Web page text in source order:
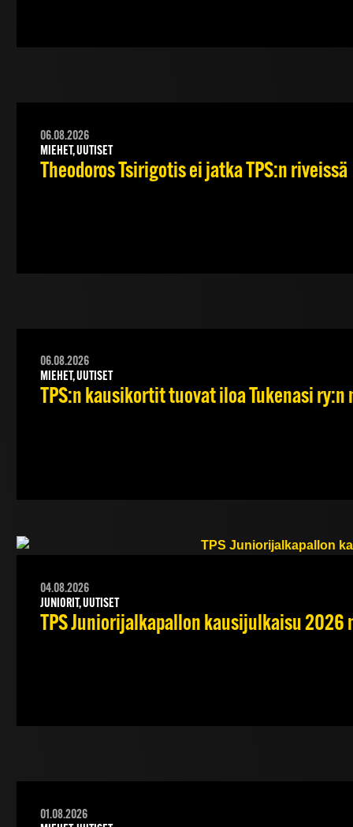
06.08.2026
MIEHET, UUTISET
Theodoros Tsirigotis ei jatka TPS:n riveissä
06.08.2026
MIEHET, UUTISET
TPS:n kausikortit tuovat iloa Tukenasi
04.08.2026
JUNIORIT, UUTISET
TPS Juniorijalkapallon kausijulkaisu 2026
01.08.2026